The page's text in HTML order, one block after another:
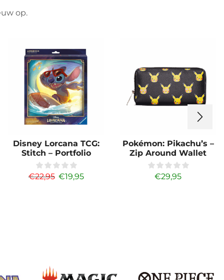
op.
Disney Lorcana TCG:
Stitch – Portfolio
€22,95 €19,95
Pokémon: Pikachu’s –
Zip Around Wallet
€29,95